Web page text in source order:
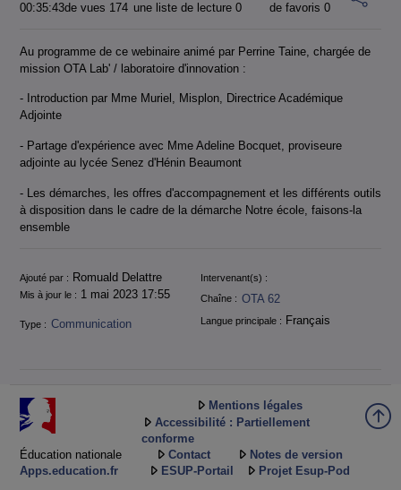
00:35:43de vues 174 une liste de lecture0
de favoris 0
Au programme de ce webinaire animé par Perrine Taine, chargée de
mission OTA Lab' / laboratoire d'innovation :
- Introduction par Mme Muriel, Misplon, Directrice Académique
Adjointe
- Partage d'expérience avec Mme Adeline Bocquet, proviseure
adjointe au lycée Senez d'Hénin Beaumont
- Les démarches, les offres d'accompagnement et les différents outils
à disposition dans le cadre de la démarche Notre école, faisons-la
ensemble
Informations
Ajouté par : Romuald Delattre
Intervenant(s) :
Mis à jour le : 1 mai 2023 17:55 Chaîne : OTA 62
Type : Communication Langue principale : Français
Éducation nationale
Apps.education.fr
Mentions légales
Accessibilité : Partiellement
conforme
Contact
Notes de version
ESUP-Portail
Projet Esup-Pod